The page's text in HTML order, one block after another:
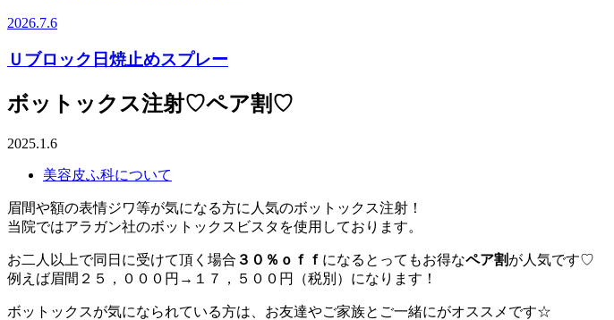
2026.7.6
Ｕブロック日焼止めスプレー
ボットックス注射♡ペア割♡
2025.1.6
美容皮ふ科について
眉間や額の表情ジワ等が気になる方に人気のボットックス注射！
当院ではアラガン社のボットックスビスタを使用しております。
お二人以上で同日に受けて頂く場合 ３０％ｏｆｆ になるとってもお得なペア割が人気です♡
例えば眉間２５，０００円→１７，５００円（税別）になります！
ボットックスが気になられている方は、お友達やご家族とご一緒にがオススメです☆